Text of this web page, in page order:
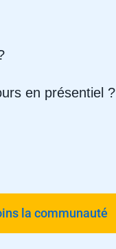
en présentiel ?
la communauté